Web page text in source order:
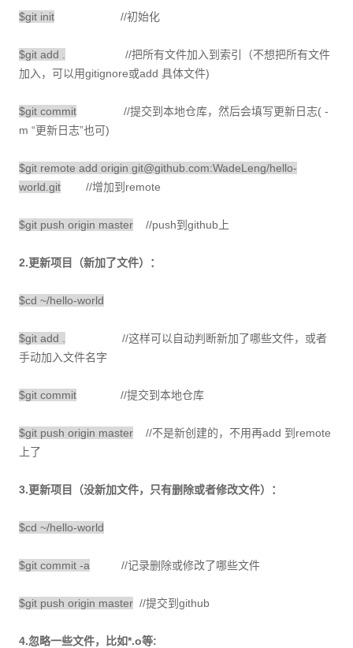
$git init //初始化
$git add .
//把所有文件加入到索引（不想把所有文件
加入，可以用gitignore或add 具体文件)
$git commit //提交到本地仓库，然后会填写更新日志( -
m “更新日志”也可)
$git remote add origin git@github.com:WadeLeng/hello-
world.git //增加到remote
$git push origin master //push到github上
2.更新项目（新加了文件）：
$cd ~/hello-world
$git add .
//这样可以自动判断新加了哪些文件，或者
手动加入文件名字
$git commit //提交到本地仓库
$git push origin master //不是新创建的，不用再add 到remote
上了
3.更新项目（没新加文件，只有删除或者修改文件）：
$cd ~/hello-world
$git commit -a //记录删除或修改了哪些文件
$git push origin master //提交到github
4.忽略一些文件，比如*.o等: